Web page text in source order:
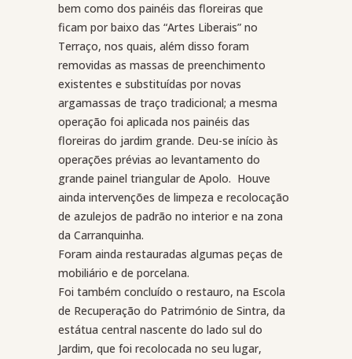
bem como dos painéis das floreiras que
ficam por baixo das “Artes Liberais” no
Terraço, nos quais, além disso foram
removidas as massas de preenchimento
existentes e substituídas por novas
argamassas de traço tradicional; a mesma
operação foi aplicada nos painéis das
floreiras do jardim grande. Deu-se início às
operações prévias ao levantamento do
grande painel triangular de Apolo. Houve
ainda intervenções de limpeza e recolocação
de azulejos de padrão no interior e na zona
da Carranquinha.
Foram ainda restauradas algumas peças de
mobiliário e de porcelana.
Foi também concluído o restauro, na Escola
de Recuperação do Património de Sintra, da
estátua central nascente do lado sul do
Jardim, que foi recolocada no seu lugar,